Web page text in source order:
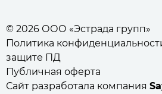
© 2026 ООО «Эстрада групп»
Политика
защите ПД
Публичная оферта
Сайт разработала компания